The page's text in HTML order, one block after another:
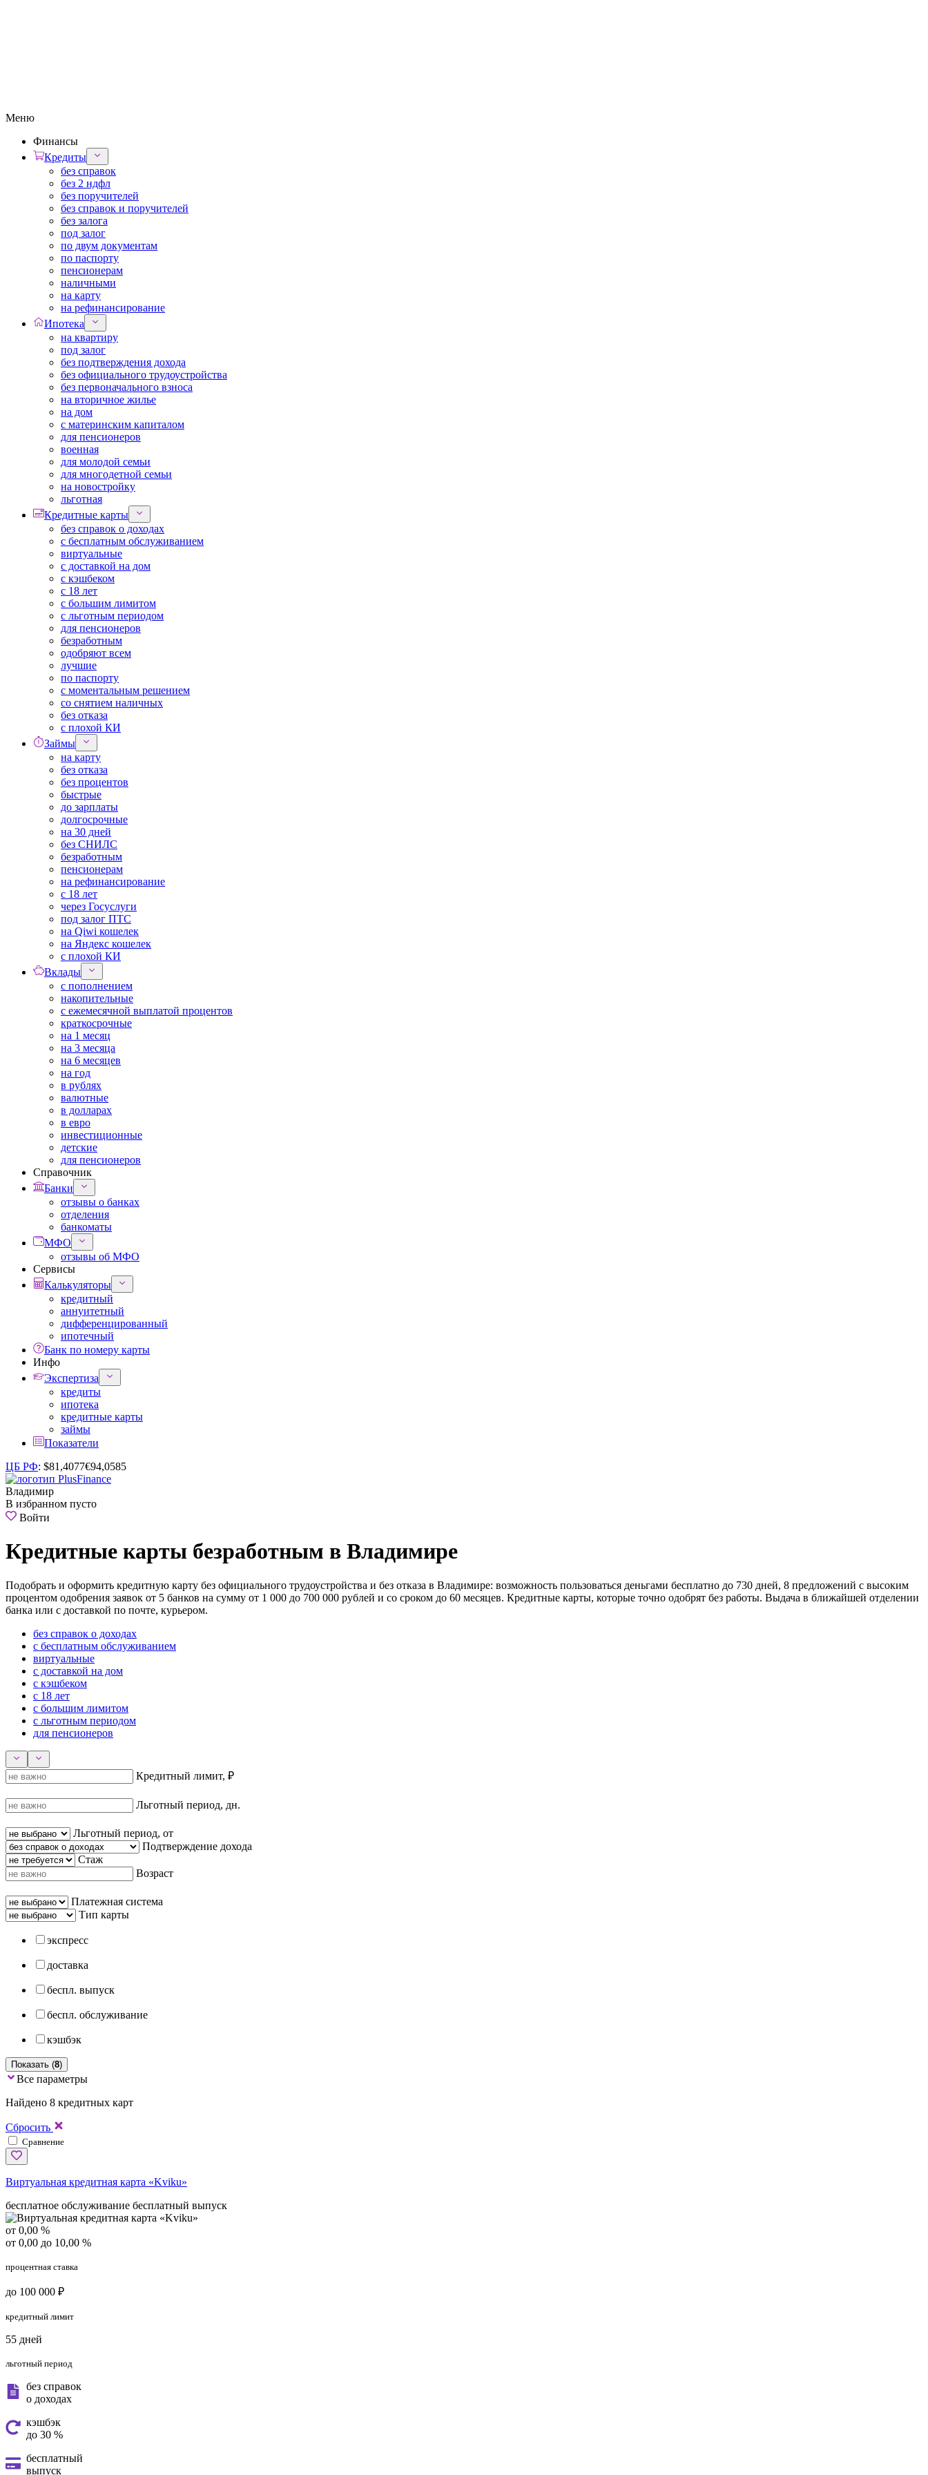
Меню
Финансы
Кредиты
без справок
без 2 ндфл
без поручителей
без справок и поручителей
без залога
под залог
по двум документам
по паспорту
пенсионерам
наличными
на карту
на рефинансирование
Ипотека
на квартиру
под залог
без подтверждения дохода
без официального трудоустройства
без первоначального взноса
на вторичное жилье
на дом
с материнским капиталом
для пенсионеров
военная
для молодой семьи
для многодетной семьи
на новостройку
льготная
Кредитные карты
без справок о доходах
с бесплатным обслуживанием
виртуальные
с доставкой на дом
с кэшбеком
с 18 лет
с большим лимитом
с льготным периодом
для пенсионеров
безработным
одобряют всем
лучшие
по паспорту
с моментальным решением
со снятием наличных
без отказа
с плохой КИ
Займы
на карту
без отказа
без процентов
быстрые
до зарплаты
долгосрочные
на 30 дней
без СНИЛС
безработным
пенсионерам
на рефинансирование
с 18 лет
через Госуслуги
под залог ПТС
на Qiwi кошелек
на Яндекс кошелек
с плохой КИ
Вклады
с пополнением
накопительные
с ежемесячной выплатой процентов
краткосрочные
на 1 месяц
на 3 месяца
на 6 месяцев
на год
в рублях
валютные
в долларах
в евро
инвестиционные
детские
для пенсионеров
Справочник
Банки
отзывы о банках
отделения
банкоматы
МФО
отзывы об МФО
Сервисы
Калькуляторы
кредитный
аннуитетный
дифференцированный
ипотечный
Банк по номеру карты
Инфо
Экспертиза
кредиты
ипотека
кредитные карты
займы
Показатели
ЦБ РФ: $81,4077€94,0585
Владимир
В избранном пусто
Войти
Кредитные карты безработным в Владимире
Подобрать и оформить кредитную карту без официального трудоустройства и без отказа в Владимире: возможность пользоваться деньгами бесплатно до 730 дней, 8 предложений с высоким
процентом одобрения заявок от 5 банков на сумму от 1 000 до 700 000 рублей и со сроком до 60 месяцев. Кредитные карты, которые точно одобрят без работы. Выдача в ближайшей отделении
банка или с доставкой по почте, курьером.
без справок о доходах
с бесплатным обслуживанием
виртуальные
с доставкой на дом
с кэшбеком
с 18 лет
с большим лимитом
с льготным периодом
для пенсионеров
Кредитный лимит, ₽
Льготный период, дн.
Льготный период, от
Подтверждение дохода
Стаж
Возраст
Платежная система
Тип карты
экспресс
доставка
беспл. выпуск
беспл. обслуживание
кэшбэк
Показать (8)
Все параметры
Найдено 8 кредитных карт
Сбросить
Сравнение
Виртуальная кредитная карта «Kviku»
бесплатное обслуживание бесплатный выпуск
от 0,00 %
от 0,00 до 10,00 %
процентная ставка
до 100 000 ₽
кредитный лимит
55 дней
льготный период
без справок
о доходах
кэшбэк
до 30 %
бесплатный
выпуск